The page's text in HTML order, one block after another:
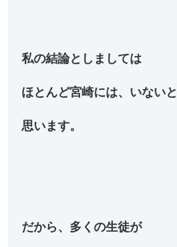
私の結論としましては
ほとんど宮崎には、いないと
思います。
だから、多くの生徒が